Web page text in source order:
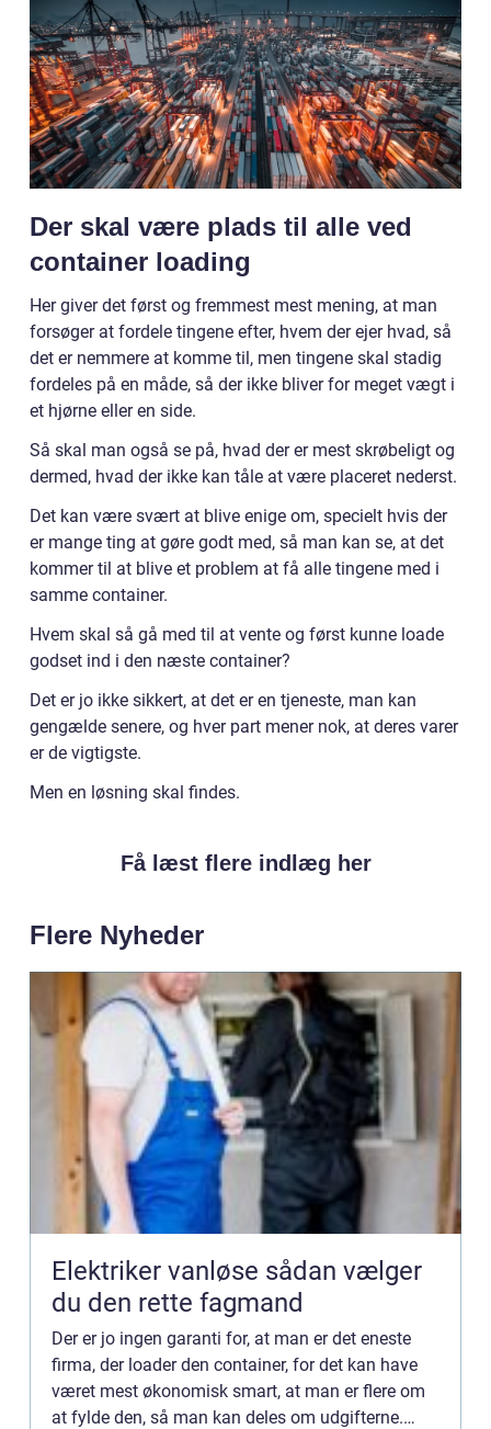
Der skal være plads til alle ved
container loading
Her giver det først og fremmest mest mening, at man
forsøger at fordele tingene efter, hvem der ejer hvad, så
det er nemmere at komme til, men tingene skal stadig
fordeles på en måde, så der ikke bliver for meget vægt i
et hjørne eller en side.
Så skal man også se på, hvad der er mest skrøbeligt og
dermed, hvad der ikke kan tåle at være placeret nederst.
Det kan være svært at blive enige om, specielt hvis der
er mange ting at gøre godt med, så man kan se, at det
kommer til at blive et problem at få alle tingene med i
samme container.
Hvem skal så gå med til at vente og først kunne loade
godset ind i den næste container?
Det er jo ikke sikkert, at det er en tjeneste, man kan
gengælde senere, og hver part mener nok, at deres varer
er de vigtigste.
Men en løsning skal findes.
Få læst flere indlæg her
Flere Nyheder
Elektriker vanløse sådan vælger
du den rette fagmand
Der er jo ingen garanti for, at man er det eneste
firma, der loader den container, for det kan have
været mest økonomisk smart, at man er flere om
at fylde den, så man kan deles om udgifterne.